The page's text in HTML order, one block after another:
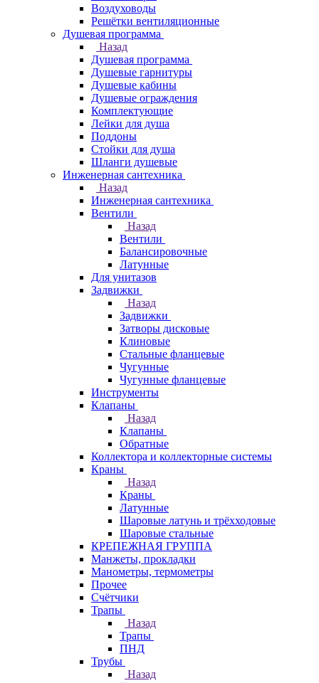
Воздуховоды
Решётки вентиляционные
Душевая программа
Назад
Душевая программа
Душевые гарнитуры
Душевые кабины
Душевые ограждения
Комплектующие
Лейки для душа
Поддоны
Стойки для душа
Шланги душевые
Инженерная сантехника
Назад
Инженерная сантехника
Вентили
Назад
Вентили
Балансировочные
Латунные
Для унитазов
Задвижки
Назад
Задвижки
Затворы дисковые
Клиновые
Стальные фланцевые
Чугунные
Чугунные фланцевые
Инструменты
Клапаны
Назад
Клапаны
Обратные
Коллектора и коллекторные системы
Краны
Назад
Краны
Латунные
Шаровые латунь и трёхходовые
Шаровые стальные
КРЕПЕЖНАЯ ГРУППА
Манжеты, прокладки
Манометры, термометры
Прочее
Счётчики
Трапы
Назад
Трапы
ПНД
Трубы
Назад